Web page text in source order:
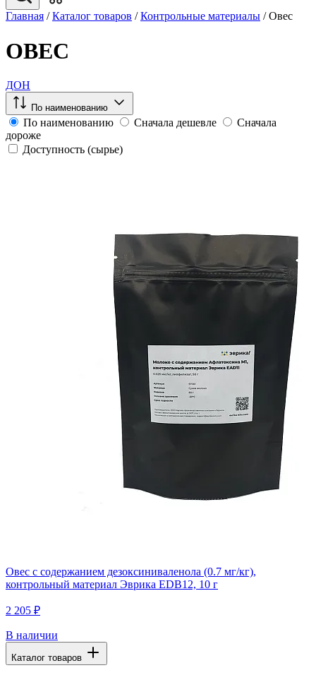
Главная / Каталог товаров / Контрольные материалы / Овес
ОВЕС
ДОН
По наименованию
По наименованию Сначала дешевле
Сначала
дороже
Доступность (сырье)
Овес с содержанием дезоксиниваленола (0.7 мг/кг),
контрольный материал Эврика EDB12, 10 г
2 205 ₽
В наличии
Каталог товаров